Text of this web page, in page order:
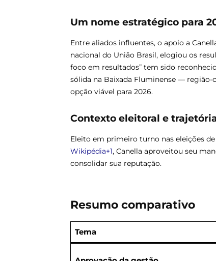
Um nome estratégico para
Entre aliados influentes, o apoio a
nacional do União Brasil, elogiou os
foco em resultados” tem sido
sólida na Baixada Fluminense —
opção viável para 2026.
Contexto eleitoral e
Eleito em primeiro turno nas eleições
Wikipédia+1, Canella aproveitou seu
consolidar sua reputação.
Resumo comparativo
Tema